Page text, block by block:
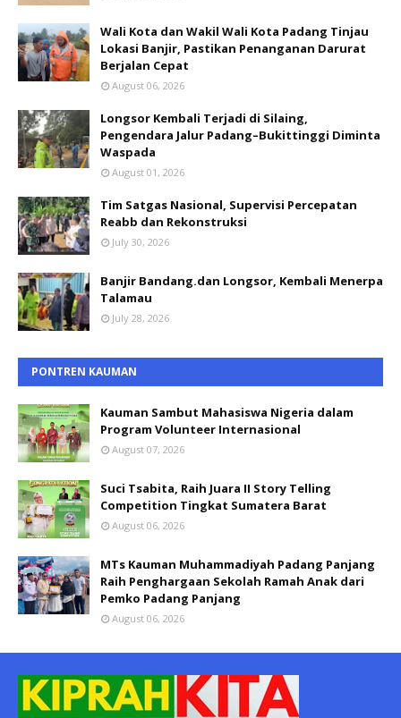
Wali Kota dan Wakil Wali Kota Padang Tinjau
Lokasi Banjir, Pastikan Penanganan Darurat
Berjalan Cepat
August 06, 2026
Longsor Kembali Terjadi di Silaing,
Pengendara Jalur Padang–Bukittinggi Diminta
Waspada
August 01, 2026
Tim Satgas Nasional, Supervisi Percepatan
Reabb dan Rekonstruksi
July 30, 2026
Banjir Bandang.dan Longsor, Kembali Menerpa
Talamau
July 28, 2026
PONTREN KAUMAN
Kauman Sambut Mahasiswa Nigeria dalam
Program Volunteer Internasional
August 07, 2026
Suci Tsabita, Raih Juara II Story Telling
Competition Tingkat Sumatera Barat
August 06, 2026
MTs Kauman Muhammadiyah Padang Panjang
Raih Penghargaan Sekolah Ramah Anak dari
Pemko Padang Panjang
August 06, 2026